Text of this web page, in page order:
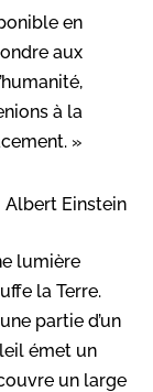
en
aux
à la
»
Albert Einstein
lumière
la Terre.
partie d’un
émet un
un large